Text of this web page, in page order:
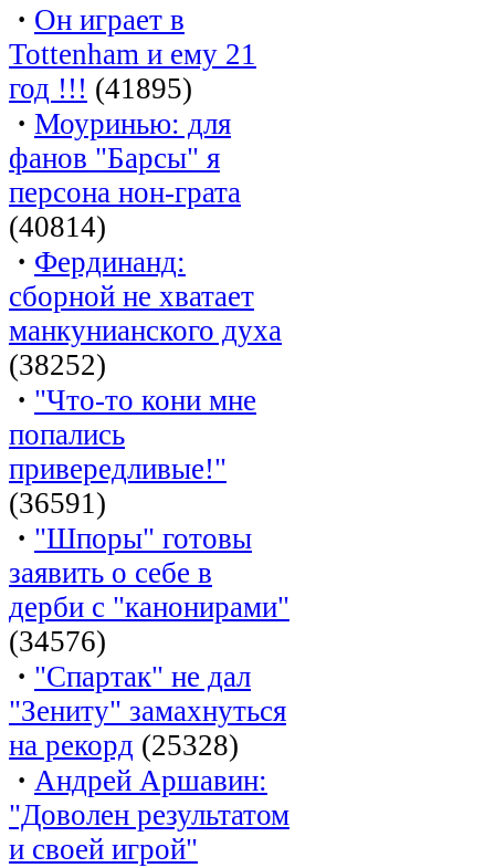
· Он играет в
Tottenham и ему 21
год !!! (41895)
· Моуринью: для
фанов "Барсы" я
персона нон-грата
(40814)
· Фердинанд:
сборной не хватает
манкунианского духа
(38252)
· "Что-то кони мне
попались
привередливые!"
(36591)
· "Шпоры" готовы
заявить о себе в
дерби с "канонирами"
(34576)
· "Спартак" не дал
"Зениту" замахнуться
на рекорд (25328)
· Андрей Аршавин:
"Доволен результатом
и своей игрой"